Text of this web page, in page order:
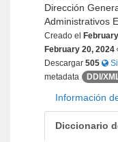
Dirección
Administrativos
Creado el
February 20, 2024
Descargar 505
metadata
DDI/
Información
Diccionario